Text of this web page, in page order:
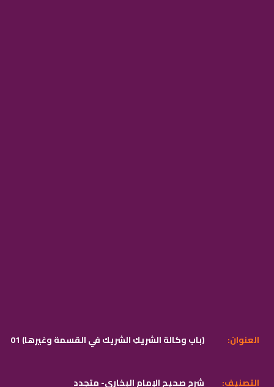
01 (باب وكالة الشريكِ الشريك في القسمة وغيرها) :العنوان
شرح صحيح الإمام البخاري- متجدد :التصنيف